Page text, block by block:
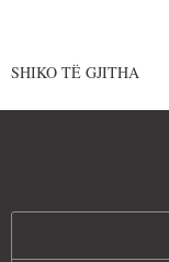
SHIKO TË GJITHA